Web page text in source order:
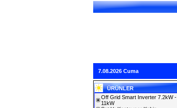
7.08.2026 Cuma
ÜRÜNLER
Off Grid Smart Inverter 7.2kW -
11kW